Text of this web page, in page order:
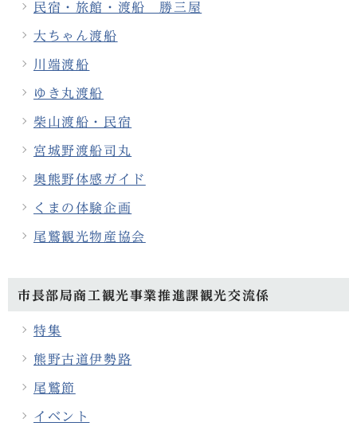
民宿・旅館・渡船 勝三屋
大ちゃん渡船
川端渡船
ゆき丸渡船
柴山渡船・民宿
宮城野渡船司丸
奥熊野体感ガイド
くまの体験企画
尾鷲観光物産協会
市長部局商工観光事業推進課観光交流係
特集
熊野古道伊勢路
尾鷲節
イベント